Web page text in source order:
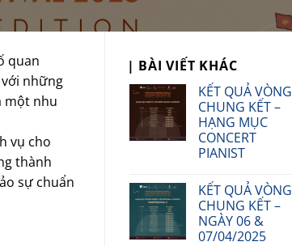
quan
những
một nhu
vụ cho
thành
sự chuẩn
| BÀI VIẾT KHÁC
KẾT QUẢ VÒNG
CHUNG KẾT –
HẠNG MỤC
CONCERT
PIANIST
KẾT QUẢ VÒNG
CHUNG KẾT –
NGÀY 06 &
07/04/2025